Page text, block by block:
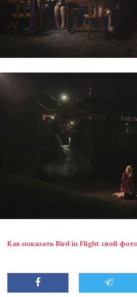
Как показать Bird in Flight свой